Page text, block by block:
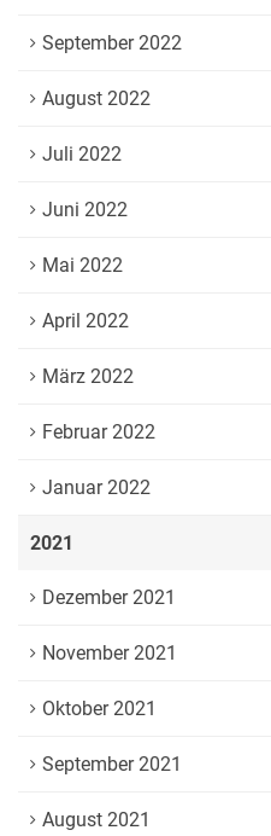
September 2022
August 2022
Juli 2022
Juni 2022
Mai 2022
April 2022
März 2022
Februar 2022
Januar 2022
2021
Dezember 2021
November 2021
Oktober 2021
September 2021
August 2021